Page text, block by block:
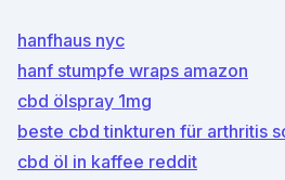
hanfhaus nyc
hanf stumpfe wraps amazon
cbd ölspray 1mg
beste cbd tinkturen für arthritis
cbd öl in kaffee reddit